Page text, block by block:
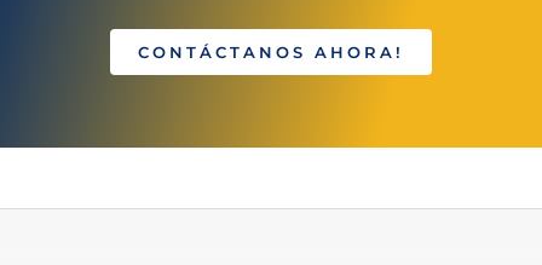
CONTÁCTANOS AHORA!